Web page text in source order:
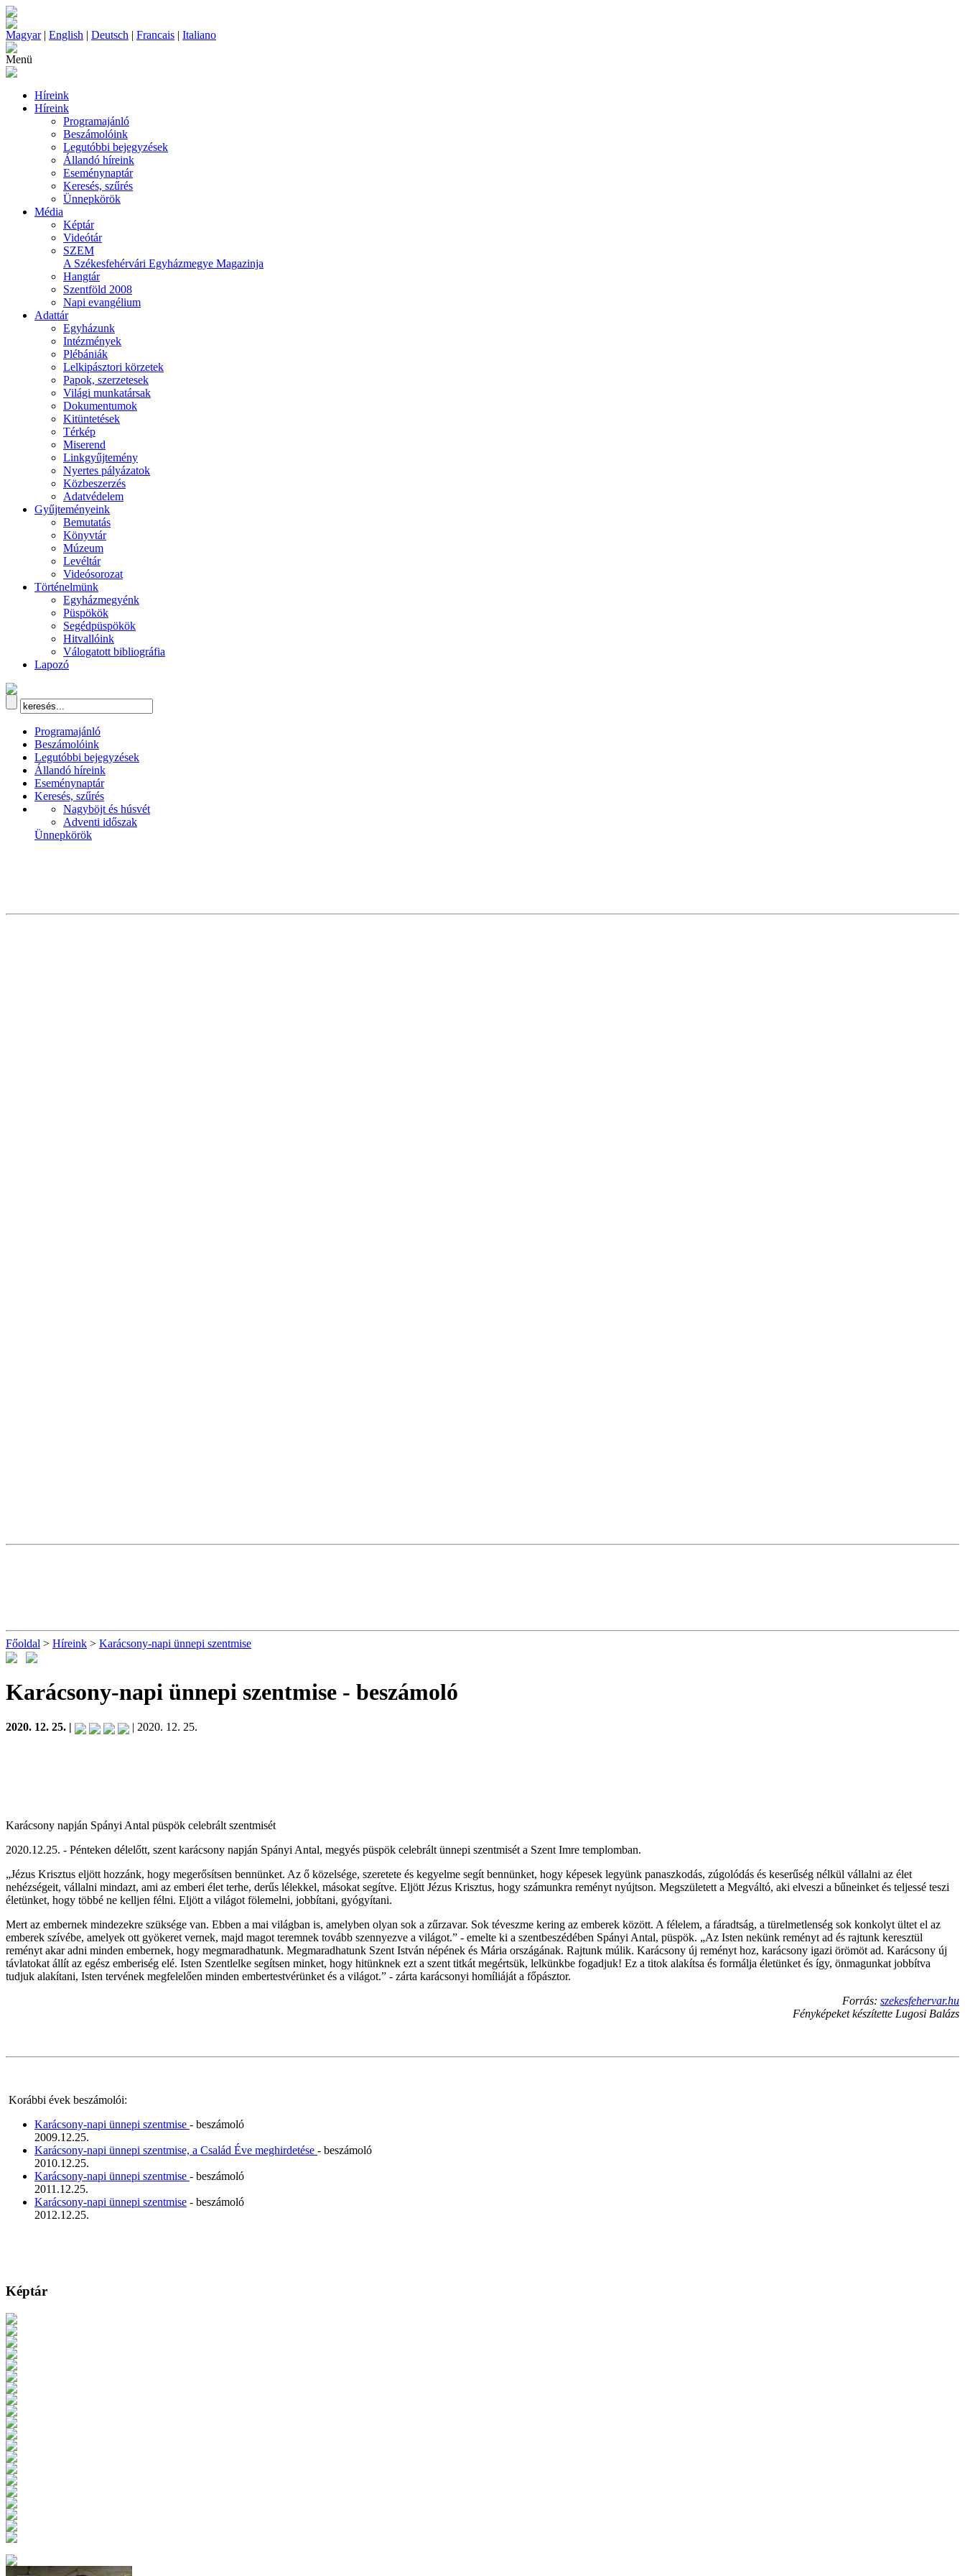
Magyar| English | Deutsch | Francais | Italiano
Menü
Híreink
Híreink
Programajánló
Beszámolóink
Legutóbbi bejegyzések
Állandó híreink
Eseménynaptár
Keresés, szűrés
Ünnepkörök
Média
Képtár
Videótár
SZEM
A Székesfehérvári Egyházmegye Magazinja
Hangtár
Szentföld 2008
Napi evangélium
Adattár
Egyházunk
Intézmények
Plébániák
Lelkipásztori körzetek
Papok, szerzetesek
Világi munkatársak
Dokumentumok
Kitüntetések
Térkép
Miserend
Linkgyűjtemény
Nyertes pályázatok
Közbeszerzés
Adatvédelem
Gyűjteményeink
Bemutatás
Könyvtár
Múzeum
Levéltár
Videósorozat
Történelmünk
Egyházmegyénk
Püspökök
Segédpüspökök
Hitvallóink
Válogatott bibliográfia
Lapozó
Programajánló
Beszámolóink
Legutóbbi bejegyzések
Állandó híreink
Eseménynaptár
Keresés, szűrés
Nagyböjt és húsvét
Adventi időszak
Ünnepkörök
Főoldal > Híreink > Karácsony-napi ünnepi szentmise
Karácsony-napi ünnepi szentmise - beszámoló
2020. 12. 25. | | 2020. 12. 25.
Karácsony napján Spányi Antal püspök celebrált szentmisét
2020.12.25. - Pénteken délelőtt, szent karácsony napján Spányi Antal, megyés püspök celebrált ünnepi szentmisét a Szent Imre templomban.
„Jézus Krisztus eljött hozzánk, hogy megerősítsen bennünket. Az ő közelsége, szeretete és kegyelme segít bennünket, hogy képesek legyünk panaszkodás, zúgolódás és keserűség nélkül vállalni az élet
nehézségeit, vállalni mindazt, ami az emberi élet terhe, derűs lélekkel, másokat segítve. Eljött Jézus Krisztus, hogy számunkra reményt nyújtson. Megszületett a Megváltó, aki elveszi a bűneinket és teljessé teszi
életünket, hogy többé ne kelljen félni. Eljött a világot fölemelni, jobbítani, gyógyítani.
Mert az embernek mindezekre szüksége van. Ebben a mai világban is, amelyben olyan sok a zűrzavar. Sok téveszme kering az emberek között. A félelem, a fáradtság, a türelmetlenség sok konkolyt ültet el az
emberek szívébe, amelyek ott gyökeret vernek, majd magot teremnek tovább szennyezve a világot.” - emelte ki a szentbeszédében Spányi Antal, püspök. „Az Isten nekünk reményt ad és rajtunk keresztül
reményt akar adni minden embernek, hogy megmaradhatunk. Megmaradhatunk Szent István népének és Mária országának. Rajtunk múlik. Karácsony új reményt hoz, karácsony igazi örömöt ad. Karácsony új
távlatokat állít az egész emberiség elé. Isten Szentlelke segítsen minket, hogy hitünknek ezt a szent titkát megértsük, lelkünkbe fogadjuk! Ez a titok alakítsa és formálja életünket és így, önmagunkat jobbítva
tudjuk alakítani, Isten tervének megfelelően minden embertestvérünket és a világot.” - zárta karácsonyi homíliáját a főpásztor.
Forrás: szekesfehervar.hu
Fényképeket készítette Lugosi Balázs
Korábbi évek beszámolói:
Karácsony-napi ünnepi szentmise - beszámoló
2009.12.25.
Karácsony-napi ünnepi szentmise, a Család Éve meghirdetése - beszámoló
2010.12.25.
Karácsony-napi ünnepi szentmise - beszámoló
2011.12.25.
Karácsony-napi ünnepi szentmise - beszámoló
2012.12.25.
Képtár